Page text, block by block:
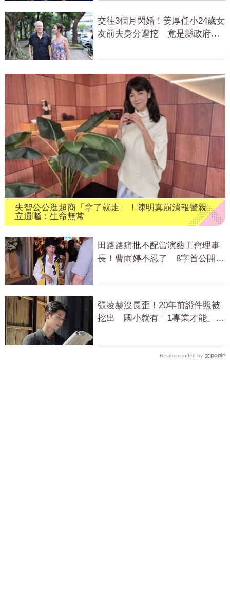
交往3個月閃婚！姜厚任小24歲女
友前夫身分遭挖 竟是縣政府高
失智公公逛超商「拿了就走」！陳明真崩潰報警親
立遺囑：生命無常
田路路痛批不配當演藝工會理事
長！曹雨婷不忍了 8字首公開發
張凌赫沒長歪！20年前證件照被
挖出 國小就有「1專業才能」震
Recommended by